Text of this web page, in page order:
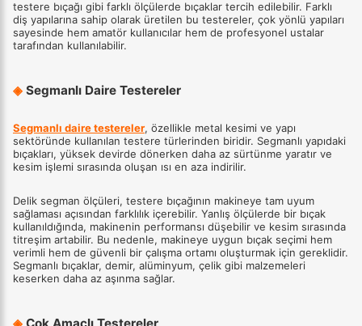
testere bıçağı gibi farklı ölçülerde bıçaklar tercih edilebilir. Farklı
diş yapılarına sahip olarak üretilen bu testereler, çok yönlü yapıları
sayesinde hem amatör kullanıcılar hem de profesyonel ustalar
tarafından kullanılabilir.
◈ Segmanlı Daire Testereler
Segmanlı daire testereler, özellikle metal kesimi ve yapı
sektöründe kullanılan testere türlerinden biridir. Segmanlı yapıdaki
bıçakları, yüksek devirde dönerken daha az sürtünme yaratır ve
kesim işlemi sırasında oluşan ısı en aza indirilir.
Delik segman ölçüleri, testere bıçağının makineye tam uyum
sağlaması açısından farklılık içerebilir. Yanlış ölçülerde bir bıçak
kullanıldığında, makinenin performansı düşebilir ve kesim sırasında
titreşim artabilir. Bu nedenle, makineye uygun bıçak seçimi hem
verimli hem de güvenli bir çalışma ortamı oluşturmak için gereklidir.
Segmanlı bıçaklar, demir, alüminyum, çelik gibi malzemeleri
keserken daha az aşınma sağlar.